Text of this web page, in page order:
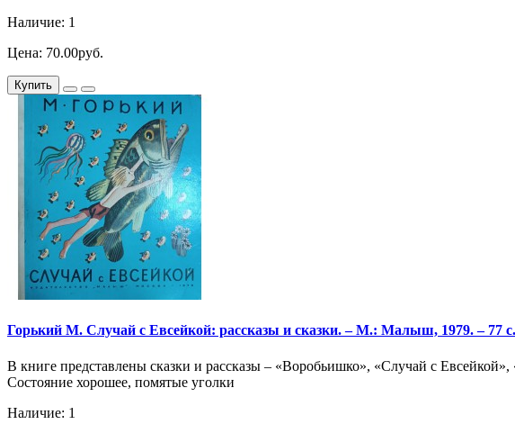
Наличие: 1
Цена: 70.00руб.
Купить
Горький М. Случай с Евсейкой: рассказы и сказки. – М.: Малыш, 1979. – 77 с.
В книге представлены сказки и рассказы – «Воробьишко», «Случай с
Состояние хорошее, помятые уголки
Наличие: 1